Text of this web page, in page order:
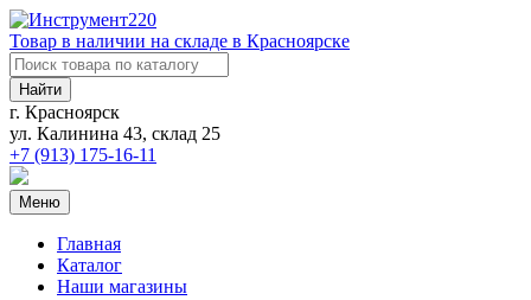
Товар в наличии на складе в Красноярске
Найти
г. Красноярск
ул. Калинина 43, склад 25
+7 (913) 175-16-11
Меню
Главная
Каталог
Наши магазины